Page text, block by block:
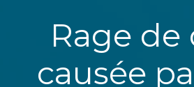
Rage
causée